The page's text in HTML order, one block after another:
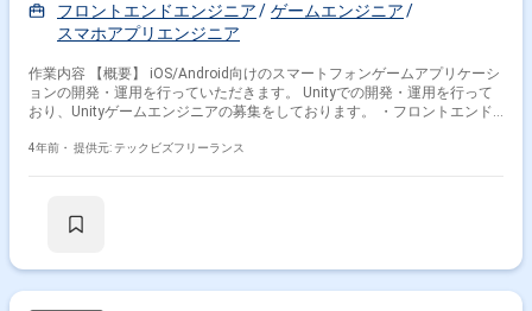
フロントエンドエンジニア
ゲームエンジニア
スマホアプリエンジニア
作業内容 【概要】 iOS/Android向けのスマートフォンゲームアプリケーシ
ョンの開発・運用を行っていただきます。 Unityでの開発・運用を行って
おり、Unityゲームエンジニアの募集をしております。 ・フロントエンド
ム設計・開発にも携わっていただけます。) ・リアルタイム通信を利用し
ーニングもできると尚良い(必須業務ではありません) 【開発環境】
4年前・ 提供元: テックビズフリーランス